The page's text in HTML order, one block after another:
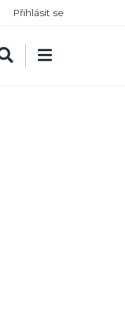
Přihlásit se